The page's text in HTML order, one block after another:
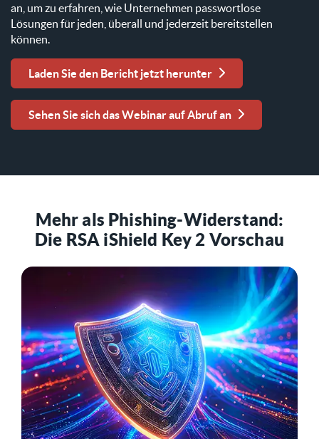
an, um zu erfahren, wie Unternehmen passwortlose
Lösungen für jeden, überall und jederzeit bereitstellen
können.
Laden Sie den Bericht jetzt herunter
Sehen Sie sich das Webinar auf Abruf an
Mehr als Phishing-Widerstand:
Die RSA iShield Key 2 Vorschau